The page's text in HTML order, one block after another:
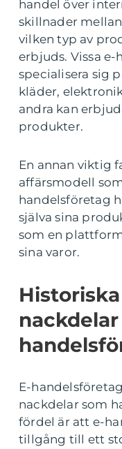
handel över
skillnader
vilken typ av
erbjuds. Vissa
specialisera sig
kläder,
andra kan
produkter.
En annan viktig
affärsmodell
handelsföretag
själva sina
som en
sina varor.
E-
nackdelar som
fördel är att e-
tillgång till ett